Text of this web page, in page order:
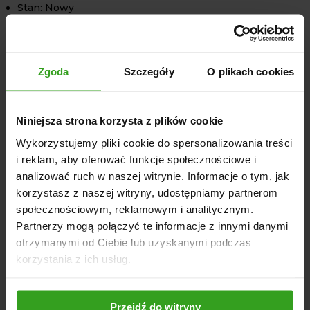
Zgoda Szczegóły O plikach cookies
Niniejsza strona korzysta z plików cookie
Wykorzystujemy pliki cookie do spersonalizowania treści
i reklam, aby oferować funkcje społecznościowe i
analizować ruch w naszej witrynie. Informacje o tym, jak
korzystasz z naszej witryny, udostępniamy partnerom
społecznościowym, reklamowym i analitycznym.
Partnerzy mogą połączyć te informacje z innymi danymi
otrzymanymi od Ciebie lub uzyskanymi podczas
korzystania z ich usług.
Przejdź do witryny
Stan: Nowy
Wysokość: 1370 mm
Szerokość: 1520 mm
Wysokość burt: 500 mm
Ładowność: 2000 kg
Kiprowanie: Trójstronne, hydrauliczne
UWAGA: Przyczepa dostępna w różnych kolorach. Model
nie podlega rejestracji.